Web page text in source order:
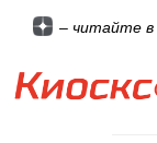
– читайте в